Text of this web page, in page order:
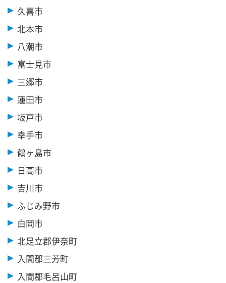
久喜市
北本市
八潮市
富士見市
三郷市
蓮田市
坂戸市
幸手市
鶴ヶ島市
日高市
吉川市
ふじみ野市
白岡市
北足立郡伊奈町
入間郡三芳町
入間郡毛呂山町